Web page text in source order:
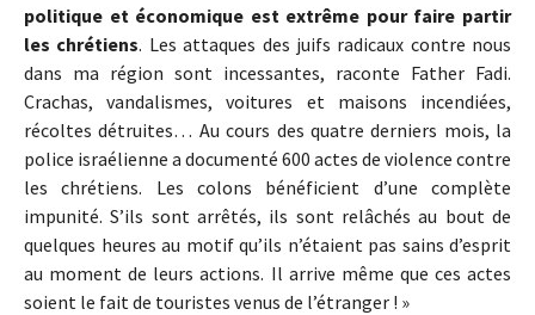
politique et économique est extrême pour faire partir
les chrétiens. Les attaques des juifs radicaux contre nous
dans ma région sont incessantes, raconte Father Fadi.
Crachas, vandalismes, voitures et maisons incendiées,
récoltes détruites… Au cours des quatre derniers mois, la
police israélienne a documenté 600 actes de violence contre
les chrétiens. Les colons bénéficient d’une complète
impunité. S’ils sont arrêtés, ils sont relâchés au bout de
quelques heures au motif qu’ils n’étaient pas sains d’esprit
au moment de leurs actions. Il arrive même que ces actes
soient le fait de touristes venus de l’étranger ! »